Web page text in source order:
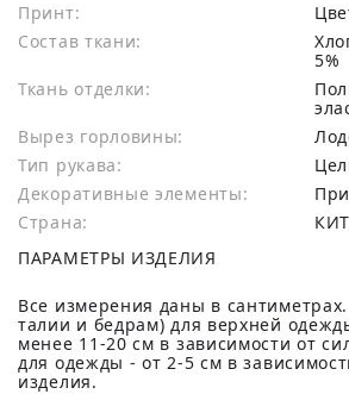
Принт:
Состав ткани:
хлопок 95%, эластан
5%
Ткань отделки:
Полиэстер 95%,
Вырез горловины:
Тип рукава:
Декоративные элементы:
Страна:
ПАРАМЕТРЫ ИЗДЕЛИЯ
Все измерения даны в
талии и бедрам) для верхней
менее 11-20 см в зависимости от
для одежды - от 2-5 см в
изделия.